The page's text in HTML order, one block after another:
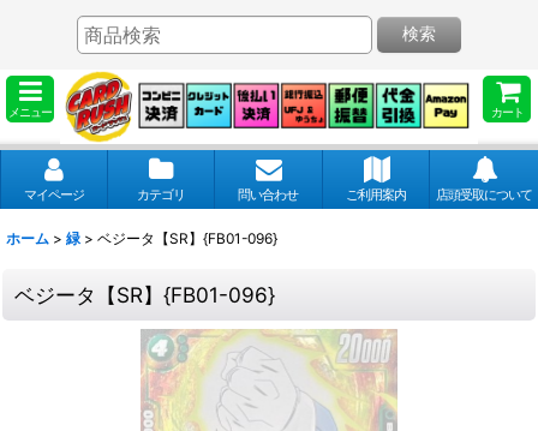
メニュー カート
検索
マイページ カテゴリ 問い合わせ ご利用案内 店頭受取について
ホーム > 緑 > ベジータ【SR】{FB01-096}
ベジータ【SR】{FB01-096}